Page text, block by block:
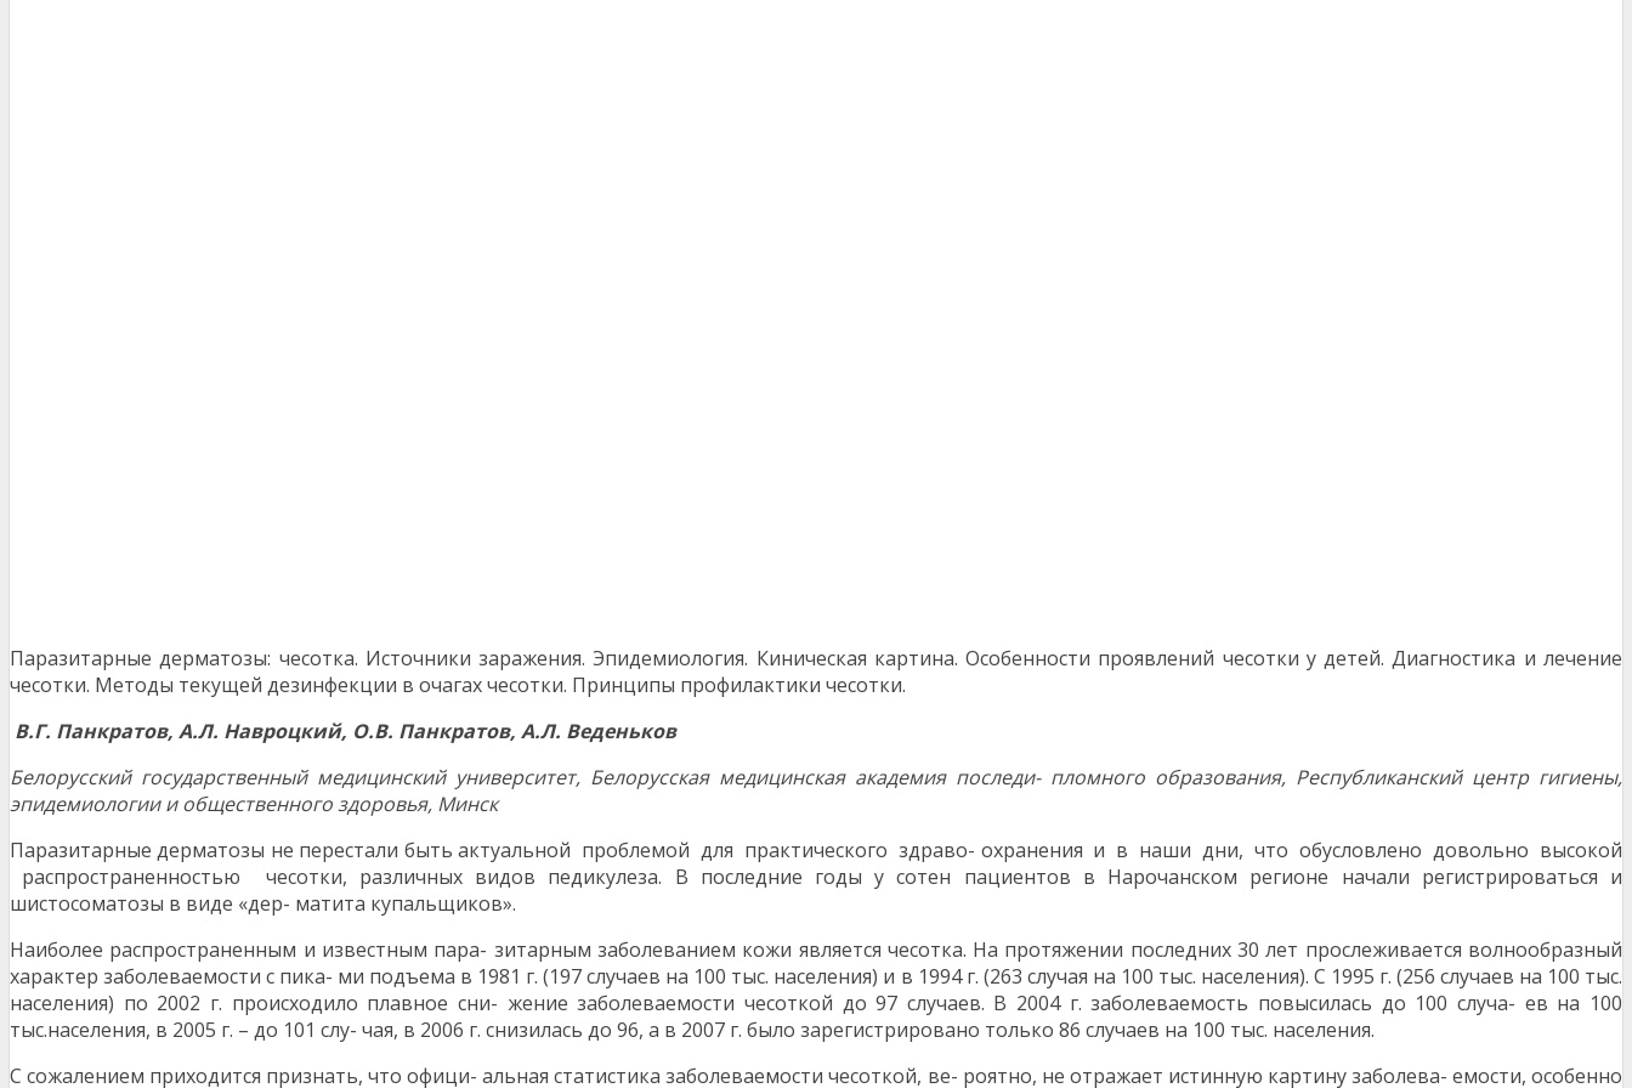
Паразитарные дерматозы: чесотка. Источники заражения. Эпидемиология. Киническая картина. Особенности проявлений чесотки у детей. Диагностика и лечение
чесотки. Методы текущей дезинфекции в очагах чесотки. Принципы профилактики чесотки.
В.Г. Панкратов, А.Л. Навроцкий, О.В. Панкратов, А.Л. Веденьков
Белорусский государственный медицинский университет, Белорусская медицинская академия последи- пломного образования, Республиканский центр гигиены,
эпидемиологии и общественного здоровья, Минск
Паразитарные дерматозы не перестали быть актуальной проблемой для практического здраво- охранения и в наши дни, что обусловлено довольно высокой
распространенностью чесотки, различных видов педикулеза. В последние годы у сотен пациентов в Нарочанском регионе начали регистрироваться и
шистосоматозы в виде «дер- матита купальщиков».
Наиболее распространенным и известным пара- зитарным заболеванием кожи является чесотка. На протяжении последних 30 лет прослеживается волнообразный
характер заболеваемости с пика- ми подъема в 1981 г. (197 случаев на 100 тыс. населения) и в 1994 г. (263 случая на 100 тыс. населения). С 1995 г. (256 случаев на 100 тыс.
населения) по 2002 г. происходило плавное сни- жение заболеваемости чесоткой до 97 случаев. В 2004 г. заболеваемость повысилась до 100 случа- ев на 100
тыс.населения, в 2005 г. – до 101 слу- чая, в 2006 г. снизилась до 96, а в 2007 г. было зарегистрировано только 86 случаев на 100 тыс. населения.
С сожалением приходится признать, что офици- альная статистика заболеваемости чесоткой, ве- роятно, не отражает истинную картину заболева- емости, особенно